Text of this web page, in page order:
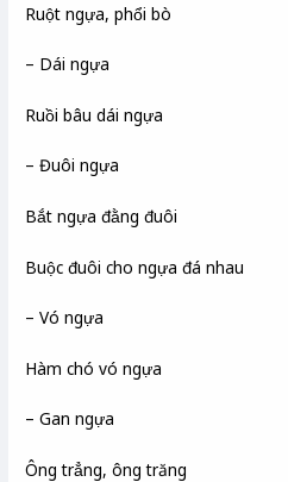
Ruột ngựa, phổi bò
– Dái ngựa
Ruồi bâu dái ngựa
– Đuôi ngựa
Bắt ngựa đằng đuôi
Buộc đuôi cho ngựa đá nhau
– Vó ngựa
Hàm chó vó ngựa
– Gan ngựa
Ông trẳng, ông trăng